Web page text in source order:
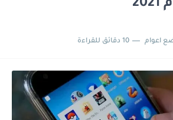
اعوام 10 دقائق للقراءة